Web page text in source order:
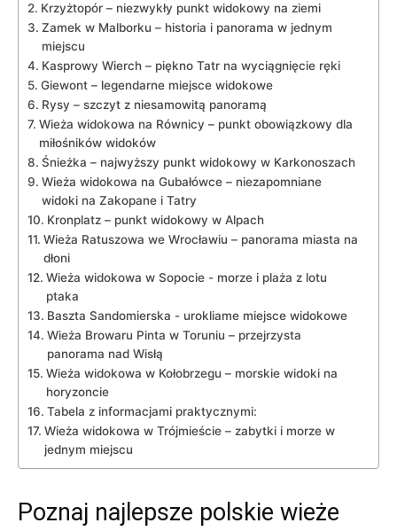
Krzyżtopór – ‍niezwykły punkt widokowy ‌na ziemi
Zamek w Malborku – historia ⁣i panorama w‌ jednym
miejscu
Kasprowy ⁤Wierch – piękno⁢ Tatr na wyciągnięcie ręki
Giewont – legendarne ‌miejsce⁢ widokowe
Rysy – szczyt z niesamowitą ​panoramą
Wieża widokowa na Równicy – ‌punkt obowiązkowy dla
miłośników widoków
Śnieżka – najwyższy punkt widokowy ⁤w Karkonoszach
Wieża widokowa na Gubałówce‍ – niezapomniane
widoki na⁢ Zakopane ‍i Tatry
Kronplatz – punkt widokowy w Alpach
Wieża ⁤Ratuszowa we Wrocławiu – panorama miasta⁣ na
dłoni
Wieża widokowa w Sopocie ⁣- morze​ i plaża z lotu
ptaka
Baszta Sandomierska ​- urokliame miejsce⁣ widokowe
Wieża Browaru Pinta w Toruniu – przejrzysta
panorama nad Wisłą
Wieża widokowa w ​Kołobrzegu – morskie widoki na
horyzoncie
Tabela z informacjami praktycznymi:
Wieża widokowa w Trójmieście – zabytki i morze w
jednym miejscu
Poznaj ‍najlepsze polskie wieże